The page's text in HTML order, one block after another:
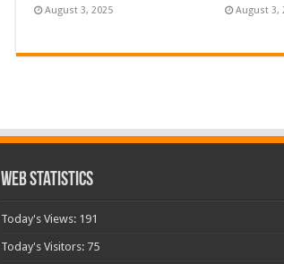
August 3, 2025 August 3,
Web Statistics
Today's Views: 191
Today's Visitors: 75